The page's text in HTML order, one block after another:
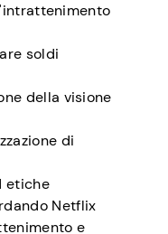
soldi
della visione
di
etiche
Netflix
e